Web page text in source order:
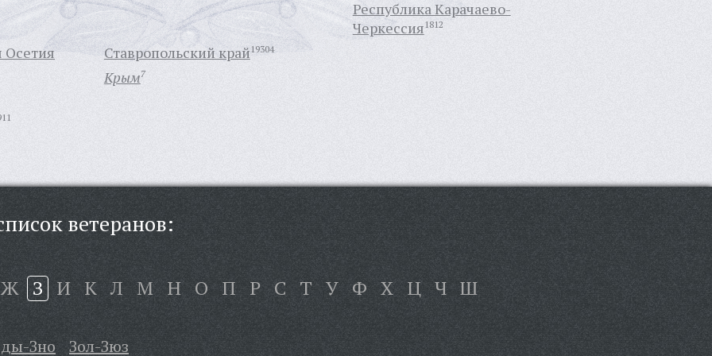
Республика Карачаево-
Черкессия1812
Осетия Ставропольский край 19304
Крым7
ветеранов:
Ж З И К Л М Н О П Р С Т У Ф Х Ц Ч Ш
Зно Зол-Зюз